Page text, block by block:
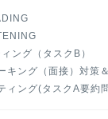
ング（タスクB）
キング（面接）対策
ィング(タスクA要約問